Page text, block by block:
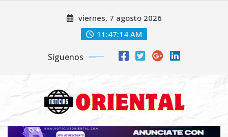
viernes, 7 agosto 2026
11:47:16 AM
Síguenos